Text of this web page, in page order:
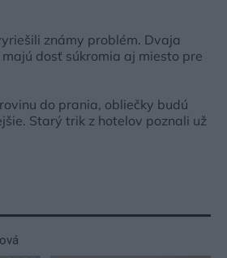
známy problém. Dvaja
dosť súkromia aj miesto pre
do prania, obliečky budú
Starý trik z hotelov poznali už